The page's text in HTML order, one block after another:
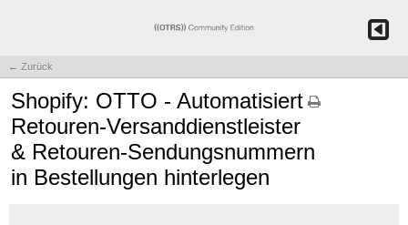
← Zurück
Shopify: OTTO - Automatisiert
Retouren-Versanddienstleister
& Retouren-Sendungsnummern
in Bestellungen hinterlegen